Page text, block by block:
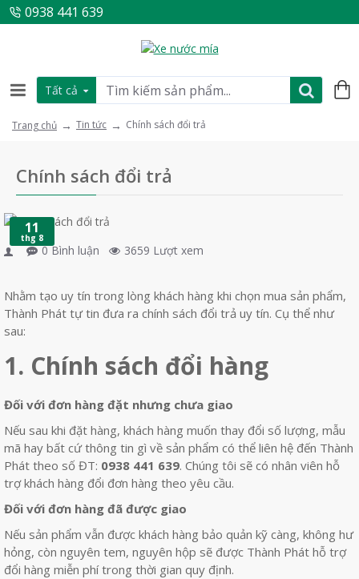
0938 441 639
Tất cả
Trang chủ Tin tức Chính sách đổi trả
Chính sách đổi trả
11
thg 8
0 Bình luận 3659 Lượt xem
Nhằm tạo uy tín trong lòng khách hàng khi chọn mua sản phẩm,
Thành Phát tự tin đưa ra chính sách đổi trả uy tín. Cụ thể như
sau:
1. Chính sách đổi hàng
Đối với đơn hàng đặt nhưng chưa giao
Nếu sau khi đặt hàng, khách hàng muốn thay đổi số lượng, mẫu
mã hay bất cứ thông tin gì về sản phẩm có thể liên hệ đến Thành
Phát theo số ĐT: 0938 441 639. Chúng tôi sẽ có nhân viên hỗ
trợ khách hàng đổi đơn hàng theo yêu cầu.
Đối với đơn hàng đã được giao
Nếu sản phẩm vẫn được khách hàng bảo quản kỹ càng, không hư
hỏng, còn nguyên tem, nguyên hộp sẽ được Thành Phát hỗ trợ
đổi hàng miễn phí trong thời gian quy định.